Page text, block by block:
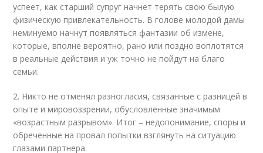
успеет, как старший супруг начнет терять свою былую
физическую привлекательность. В голове молодой дамы
неминуемо начнут появляться фантазии об измене,
которые, вполне вероятно, рано или поздно воплотятся
в реальные действия и уж точно не пойдут на благо
семьи.
2. Никто не отменял разногласия, связанные с разницей в
опыте и мировоззрении, обусловленные значимым
«возрастным разрывом». Итог – недопонимание, споры и
обреченные на провал попытки взглянуть на ситуацию
глазами партнера.